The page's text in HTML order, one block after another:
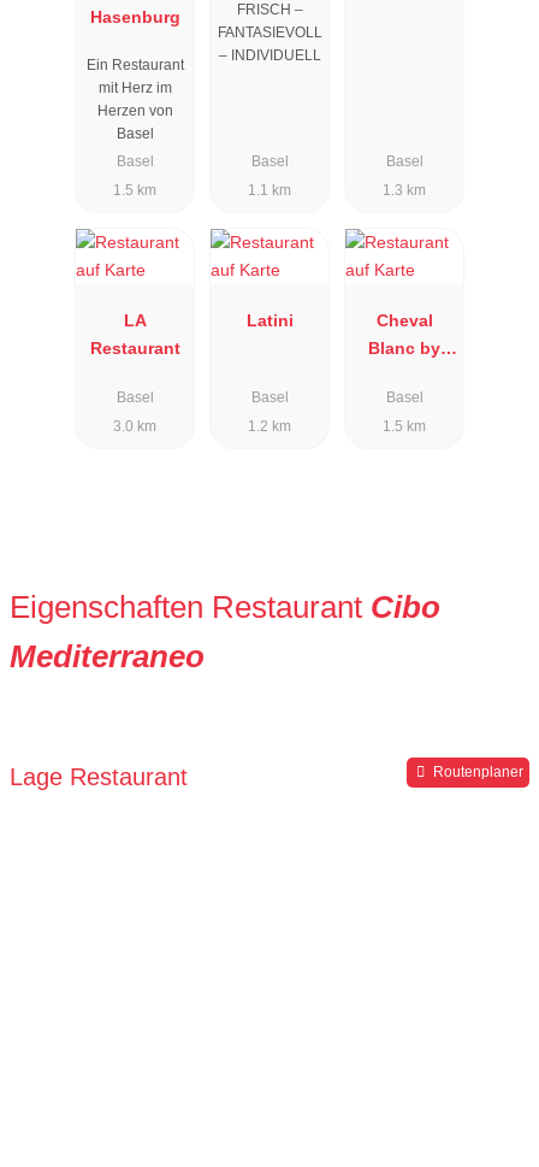
Hasenburg
Ein Restaurant
mit Herz im
Herzen von
Basel
Basel
1.5 km
FRISCH –
FANTASIEVOLL
– INDIVIDUELL
Basel
1.1 km
Basel
1.3 km
LA
Restaurant
Basel
3.0 km
Latini
Basel
1.2 km
Cheval
Blanc by
Basel
1.5 km
Eigenschaften Restaurant Cibo
Mediterraneo
Lage Restaurant Routenplaner